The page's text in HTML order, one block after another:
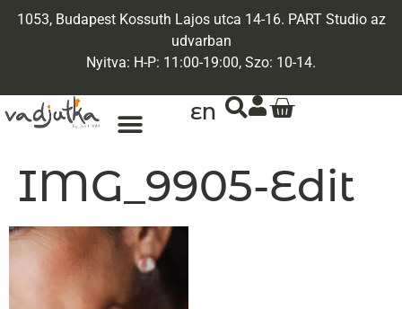
1053, Budapest Kossuth Lajos utca 14-16. PART Studio az
udvarban
Nyitva: H-P: 11:00-19:00, Szo: 10-14.
EN
IMG_9905-Edit